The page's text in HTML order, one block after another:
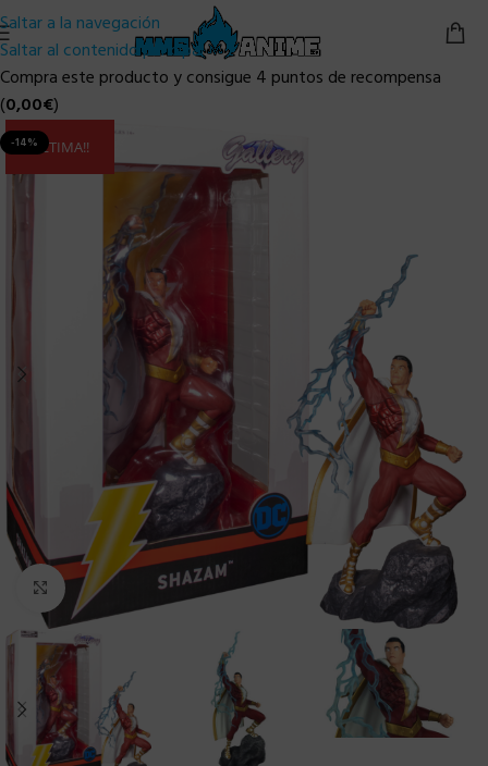
Saltar a la navegación
Saltar al contenido principal
Compra este producto y consigue 4 puntos de recompensa
(0,00€)
-14%ULTIMA!!
Clic para ampliar